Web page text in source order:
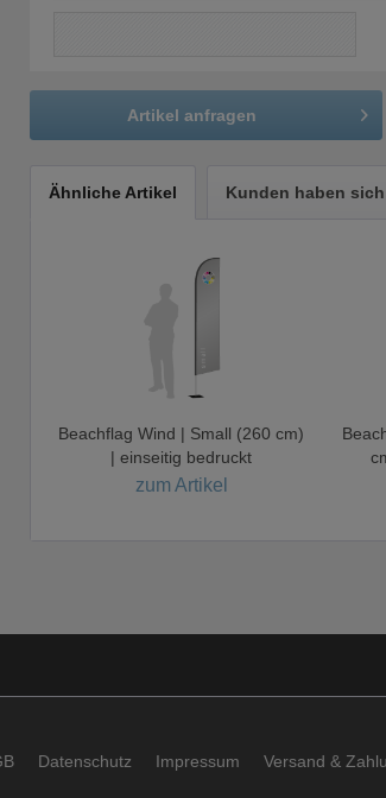
Artikel anfragen
Ähnliche Artikel Kunden haben
Beachflag Wind | Small (260 cm)
| einseitig bedruckt
zum Artikel
Datenschutz Impressum Versand &